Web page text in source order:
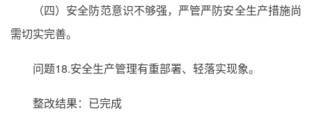
（四）安全防范意识不够强，严管严防安全生产措施尚
需切实完善。
问题18.安全生产管理有重部署、轻落实现象。
整改结果：已完成